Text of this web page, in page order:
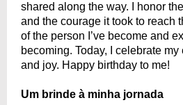
shared along the way. I honor
and the courage it took to reach
of the person I’ve become and
becoming. Today, I celebrate
and joy. Happy birthday to me!
Um brinde à minha jornada